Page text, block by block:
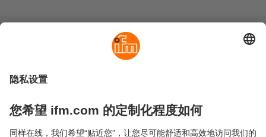
地点 (EN)
隐私政策
易福门电子(上海)有限公司
上海市浦东新区
盛夏路61弄1号楼6层